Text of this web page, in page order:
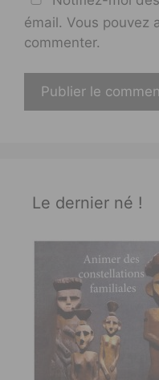
émail. Vous pouvez
commenter.
Le dernier né !